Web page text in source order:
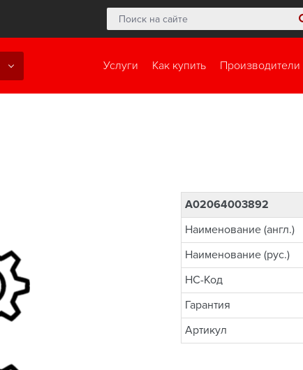
Услуги Как купить Производители
A02064003892
Наименование (англ.)
Наименование (рус.)
НС-Код
Гарантия
Артикул